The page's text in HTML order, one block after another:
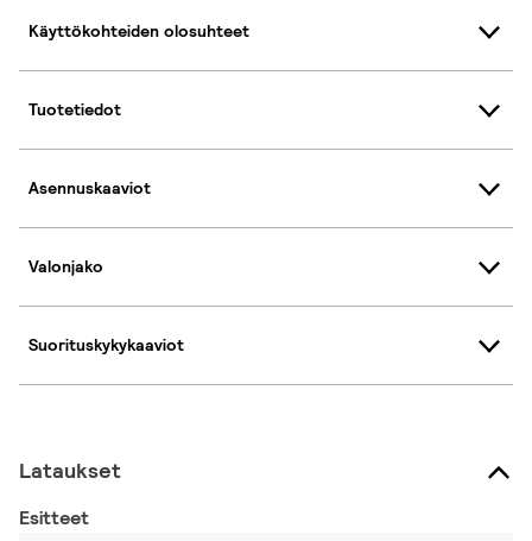
Käyttökohteiden olosuhteet
Tuotetiedot
Asennuskaaviot
Valonjako
Suorituskykykaaviot
Lataukset
Esitteet